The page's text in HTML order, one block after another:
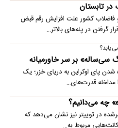
تابستان
کشور علت افزایش رقم قبض
گرفتن در پله‌های بالاتر…
سی‌ساله» بر سر خاورمیانه
شدن پای اوکراین به دریای خزر؛ یک
مداخله قدرت‌های…
چه می‌دانیم؟
در توییتر نیز نشان می‌دهد که